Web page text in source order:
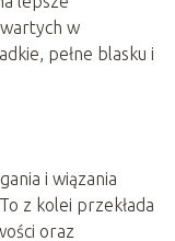
w
pełne blasku i
i wiązania
z kolei przekłada
oraz